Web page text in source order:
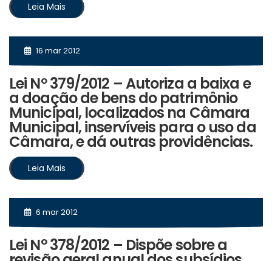
Leia Mais
16 mar 2012
Lei Nº 379/2012 – Autoriza a baixa e
a doação de bens do patrimônio
Municipal, localizados na Câmara
Municipal, inservíveis para o uso da
Câmara, e dá outras providências.
Leia Mais
6 mar 2012
Lei N° 378/2012 – Dispõe sobre a